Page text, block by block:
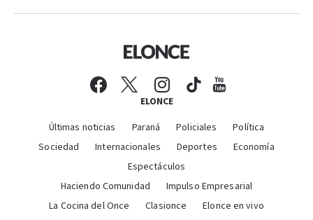
ELONCE
Últimas noticias Paraná Policiales
Política
Sociedad
Internacionales Deportes
Economía
Espectáculos
Haciendo Comunidad
Impulso Empresarial
La Cocina del Once
Clasionce
Elonce en vivo